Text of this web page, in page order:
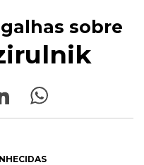
sobre